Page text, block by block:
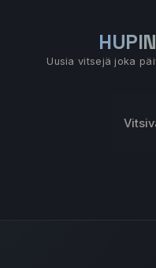
Uusia vitsejä joka